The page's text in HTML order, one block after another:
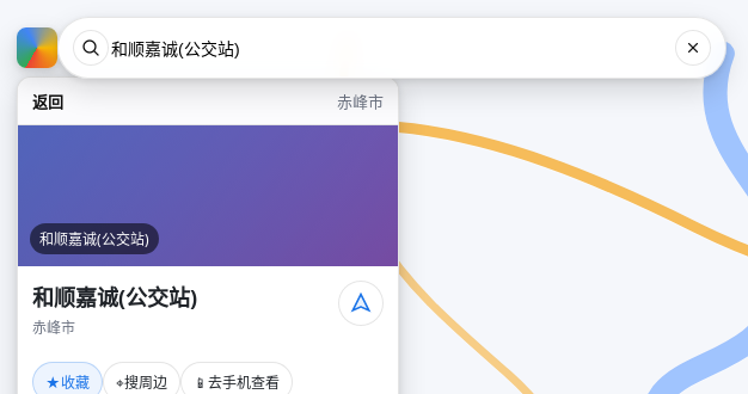
返回 赤峰市
和顺嘉诚(公交站)
和顺嘉诚(公交站)
赤峰市
★收藏 ⌖搜周边 📱 去手机查看